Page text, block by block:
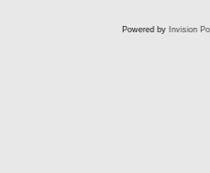
Powered by Invision